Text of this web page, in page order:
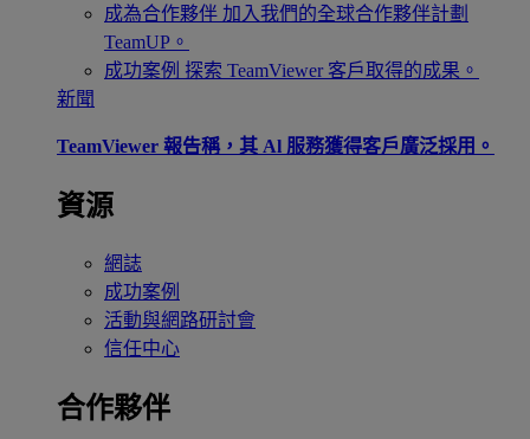
成為合作夥伴 加入我們的全球合作夥伴計劃
TeamUP。
成功案例 探索 TeamViewer 客戶取得的成果。
新聞
TeamViewer 報告稱，其 Al 服務獲得客戶廣泛採用。
資源
網誌
成功案例
活動與網路研討會
信任中心
合作夥伴